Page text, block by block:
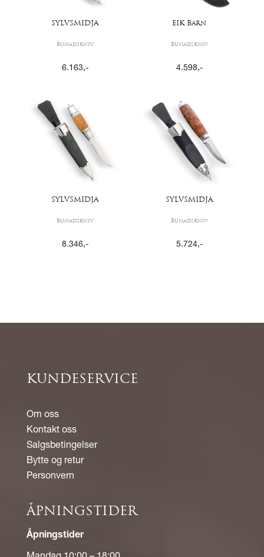
SYLVSMIDJA
Bunadskniv
6.163,-
EIK Barn
Bunadskniv
4.598,-
SYLVSMIDJA
Bunadskniv
8.346,-
SYLVSMIDJA
Bunadskniv
5.724,-
KUNDESERVICE
Om oss
Kontakt oss
Salgsbetingelser
Bytte og retur
Personvern
ÅPNINGSTIDER
Åpningstider